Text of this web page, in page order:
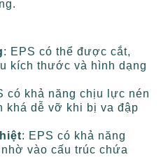
: EPS có thể được cắt,
kích thước và hình dạng
có khả năng chịu lực nén
khá dễ vỡ khi bị va đập
: EPS có khả năng
vào cấu trúc chứa